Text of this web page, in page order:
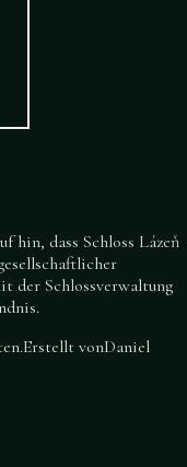
hin, dass Schloss Lázeň
der Schlossverwaltung
.Erstellt vonDaniel